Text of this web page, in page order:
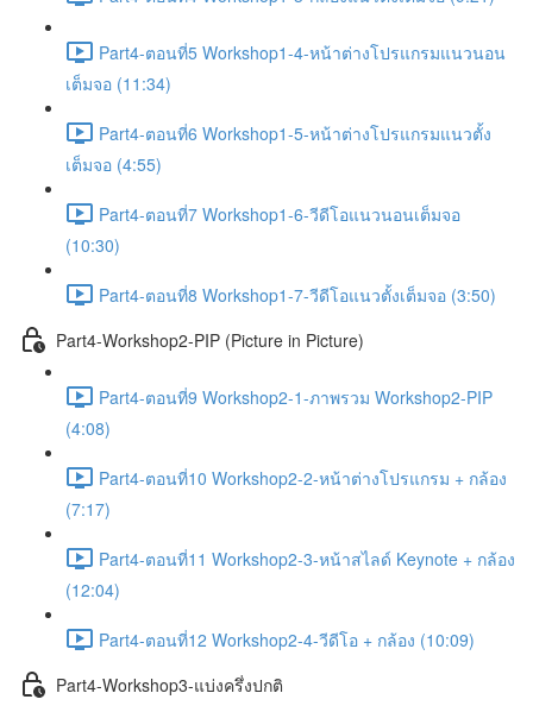
Part4-ตอนที่5 Workshop1-4-หน้าต่างโปรแกรมแนวนอน
เต็มจอ (11:34)
Part4-ตอนที่6 Workshop1-5-หน้าต่างโปรแกรมแนวตั้ง
เต็มจอ (4:55)
Part4-ตอนที่7 Workshop1-6-วีดีโอแนวนอนเต็มจอ
(10:30)
Part4-ตอนที่8 Workshop1-7-วีดีโอแนวตั้งเต็มจอ (3:50)
Part4-Workshop2-PIP (Picture in Picture)
Part4-ตอนที่9 Workshop2-1-ภาพรวม Workshop2-PIP
(4:08)
Part4-ตอนที่10 Workshop2-2-หน้าต่างโปรแกรม + กล้อง
(7:17)
Part4-ตอนที่11 Workshop2-3-หน้าสไลด์ Keynote + กล้อง
(12:04)
Part4-ตอนที่12 Workshop2-4-วีดีโอ + กล้อง (10:09)
Part4-Workshop3-แบ่งครึ่งปกติ